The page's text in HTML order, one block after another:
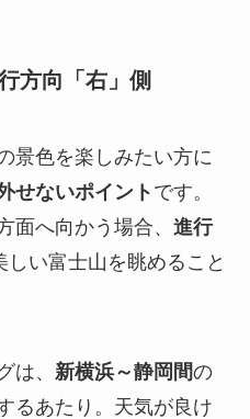
方向「右」側
景色を楽しみたい方に
せないポイント です。
面へ向かう場合、 進行
しい富士山を眺めること
は、 新横浜～静岡間の
るあたり。天気が良け